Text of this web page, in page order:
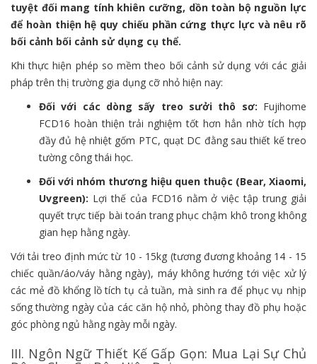
tuyệt đối mang tính khiên cưỡng, dồn toàn bộ nguồn lực
để hoàn thiện hệ quy chiếu phần cứng thực lực và nêu rõ
bối cảnh bối cảnh sử dụng cụ thể.
Khi thực hiện phép so mềm theo bối cảnh sử dụng với các giải
pháp trên thị trường gia dụng cỡ nhỏ hiện nay:
Đối với các dòng sấy treo sưởi thô sơ: Fujihome
FCD16 hoàn thiện trải nghiệm tốt hơn hẳn nhờ tích hợp
đầy đủ hệ nhiệt gốm PTC, quạt DC đằng sau thiết kế treo
tường công thái học.
Đối với nhóm thương hiệu quen thuộc (Bear, Xiaomi,
Uvgreen): Lợi thế của FCD16 nằm ở việc tập trung giải
quyết trực tiếp bài toán trang phục chậm khô trong không
gian hẹp hằng ngày.
Với tải treo định mức từ 10 - 15kg (tương đương khoảng 14 - 15
chiếc quần/áo/váy hằng ngày), máy không hướng tới việc xử lý
các mẻ đồ khổng lồ tích tụ cả tuần, mà sinh ra để phục vụ nhịp
sống thường ngày của các căn hộ nhỏ, phòng thay đồ phụ hoặc
góc phòng ngủ hằng ngày mỗi ngày.
III. Ngôn Ngữ Thiết Kế Gấp Gọn: Mua Lại Sự Chủ